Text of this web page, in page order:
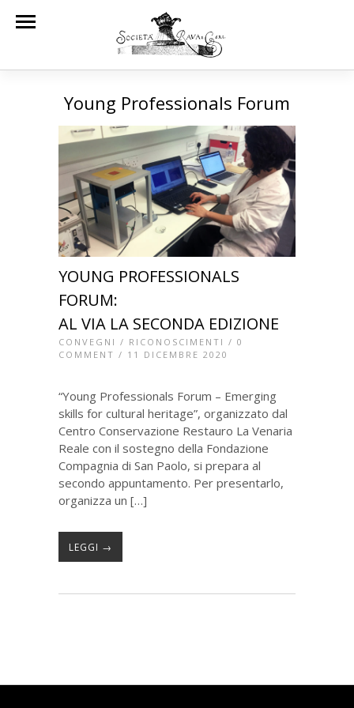
Young Professionals Forum
YOUNG PROFESSIONALS
FORUM:
AL VIA LA SECONDA EDIZIONE
CONVEGNI / RICONOSCIMENTI / 0
COMMENT / 11 DICEMBRE 2020
“Young Professionals Forum – Emerging
skills for cultural heritage”, organizzato dal
Centro Conservazione Restauro La Venaria
Reale con il sostegno della Fondazione
Compagnia di San Paolo, si prepara al
secondo appuntamento. Per presentarlo,
organizza un […]
LEGGI →